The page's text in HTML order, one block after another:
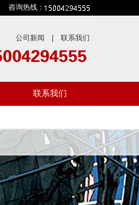
咨询热线：
公司新闻 联系我们
联系我们